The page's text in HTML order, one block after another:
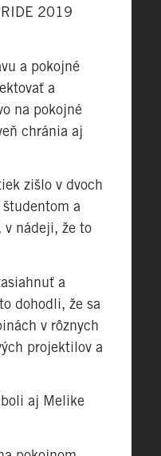
2019
a pokojné
a
na pokojné
chránia aj
zišlo v dvoch
a
nádeji, že to
a
dohodli, že sa
v rôznych
projektilov a
aj Melike